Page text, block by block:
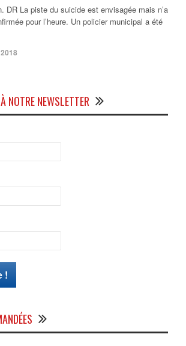
DR La piste du suicide est envisagée mais n’a
pour l’heure. Un policier municipal a été
NOTRE NEWSLETTER